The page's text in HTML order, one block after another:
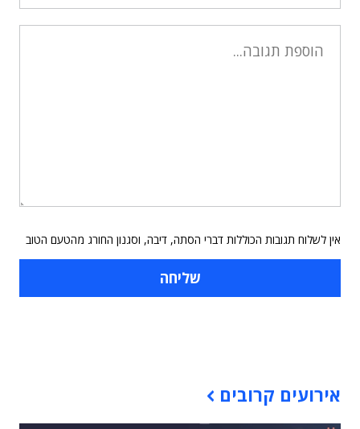
אין לשלוח תגובות הכוללות דברי הסתה, דיבה, וסגנון החורג מהטעם הטוב
אירועים קרובים